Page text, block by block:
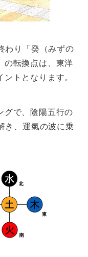
わり「癸（みずの
の転換点は、東洋
トとなります。
グで、陰陽五行の
き、運氣の波に乗